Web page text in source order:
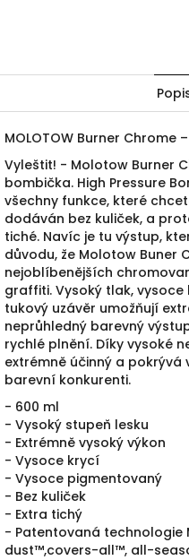
MOLOTOW Burner Chrome
Vyleštit! - Molotow Burner
bombička. High Pressure
všechny funkce, které
dodáván bez kuliček, a
tiché. Navíc je tu výstup,
důvodu, že Molotow Buner
nejoblíbenějších
graffiti. Vysoký tlak,
tukový uzávěr umožňují
neprůhledný barevný
rychlé plnění. Díky vysoké
extrémně účinný a pokrývá
barevní konkurenti.
- 600 ml
- Vysoký stupeň lesku
- Extrémně vysoký výkon
- Vysoce krycí
- Vysoce pigmentovaný
- Bez kuliček
- Extra tichý
- Patentovaná technologie
dust™,covers-all™, all-